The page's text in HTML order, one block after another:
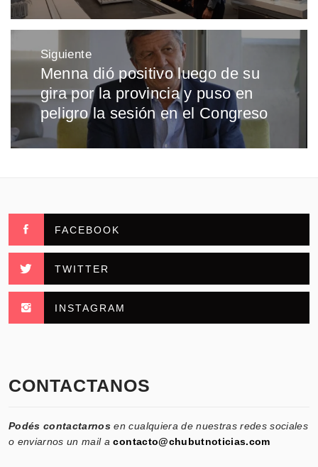
Siguiente
Entrada
siguiente:
Menna dió positivo luego de su
gira por la provincia y puso en
peligro la sesión en el Congreso
FACEBOOK
TWITTER
INSTAGRAM
CONTACTANOS
Podés contactarnos en cualquiera de nuestras redes sociales
o enviarnos un mail acontacto@chubutnoticias.com